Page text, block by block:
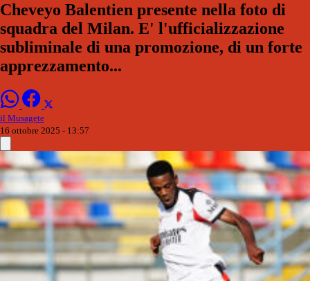
Cheveyo Balentien presente nella foto di
squadra del Milan. E' l'ufficializzazione
subliminale di una promozione, di un forte
apprezzamento...
il Musagete
16 ottobre 2025 - 13:57